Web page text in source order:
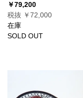
￥79,200
税抜 ￥72,000
在庫
SOLD OUT